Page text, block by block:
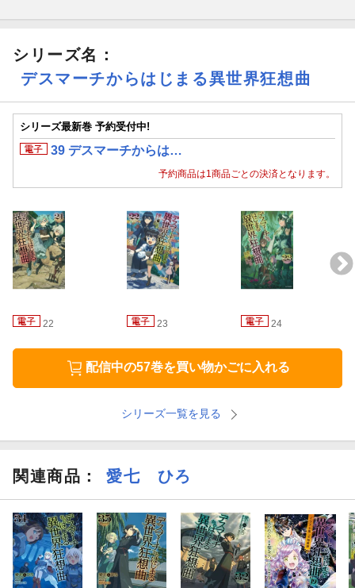
シリーズ名：
デスマーチからはじまる異世界狂想曲
シリーズ最新巻 予約受付中!
39 デスマーチからは…
予約商品は1商品ごとの決済となります。
22 23 24
配信中の57巻を買い物かごに入れる
シリーズ一覧を見る
関連商品 ： 愛七 ひろ